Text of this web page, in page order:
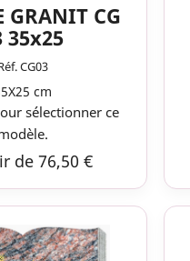
GRANIT CG
35x25
CG03
cm
sélectionner ce
de 76,50 €